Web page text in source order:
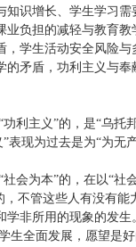
知识增长、学生学习
业负担的减轻与教育
，学生活动安全风险
的矛盾，功利主义与
利主义”的，是“乌托邦
表现为过去是为“为无
会为本”的，在以“
，不管这些人有没有
非所用的现象的发生。
生全面发展，愿望是